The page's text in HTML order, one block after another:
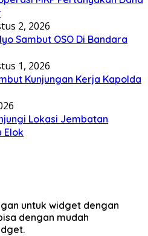
2, 2026
Sambut OSO Di Bandara
1, 2026
Kunjungan Kerja Kapolda
Lokasi Jembatan
Elok
untuk widget dengan
dengan mudah